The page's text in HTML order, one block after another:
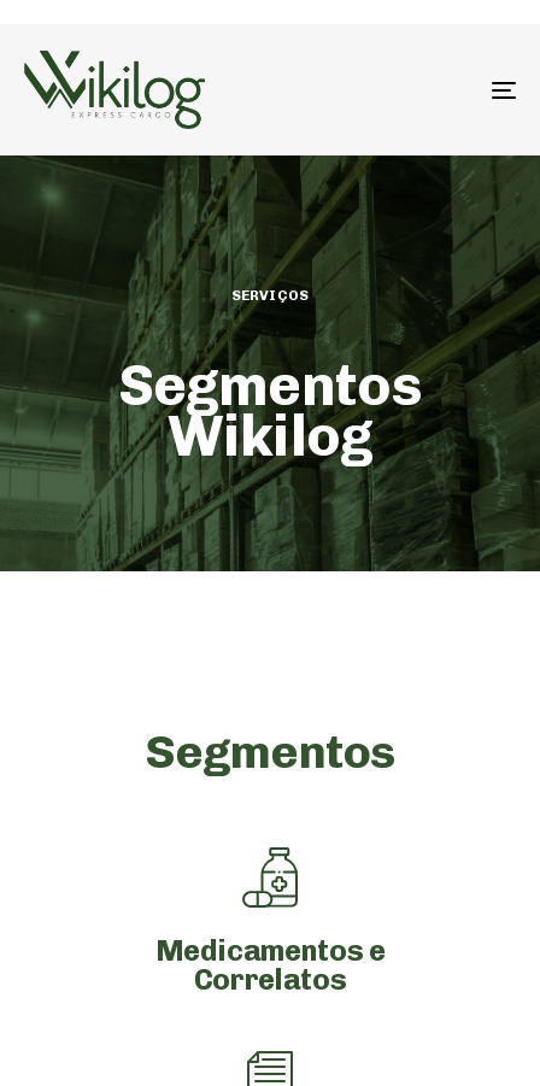
SERVIÇOS
Segmentos
Wikilog
Segmentos
Medicamentos e
Correlatos